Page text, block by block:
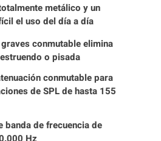
metálico y un
el uso del día a día
conmutable elimina
o pisada
conmutable para
de SPL de hasta 155
banda de frecuencia de